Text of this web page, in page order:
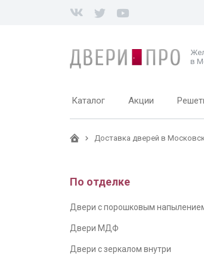
в
Каталог Акции
Доставка дверей в
По отделке
Двери с порошковым
Двери МДФ
Двери с зеркалом внутри